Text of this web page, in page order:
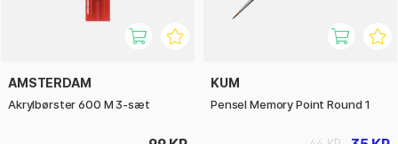
AMSTERDAM
Akrylbørster 600 M 3-sæt
KUM
Pensel Memory Point Round 1